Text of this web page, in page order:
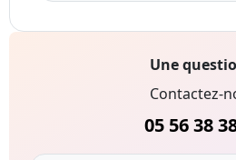
Une
Contactez-
05 56 38